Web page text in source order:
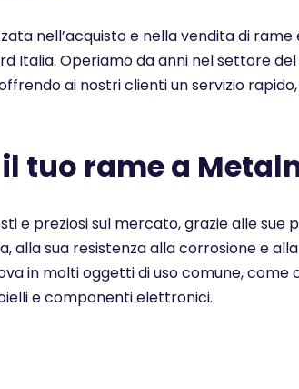
nell’acquisto e nella vendita di rame
Italia. Operiamo da anni nel settore
ai nostri clienti un servizio
tuo rame a
e preziosi sul mercato, grazie alle sue
alla sua resistenza alla corrosione e
in molti oggetti di uso comune, come
e componenti elettronici.